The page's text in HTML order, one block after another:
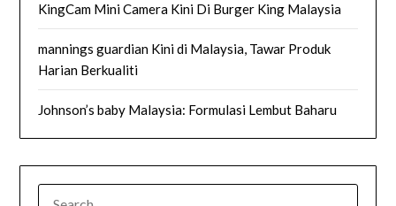
KingCam Mini Camera Kini Di Burger King Malaysia
mannings guardian Kini di Malaysia, Tawar Produk
Harian Berkualiti
Johnson’s baby Malaysia: Formulasi Lembut Baharu